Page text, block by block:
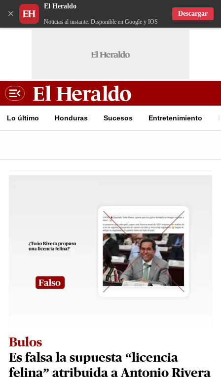
×
El Heraldo
Noticias al instante. Disponible en Google y IOS
Descargar
Lo último Honduras Sucesos Entretenimiento
Bulos
Es falsa la supuesta “licencia
felina” atribuida a Antonio Rivera